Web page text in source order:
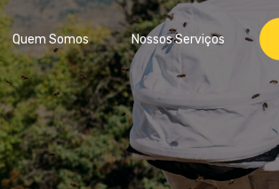
Quem Somos Nossos Serviços